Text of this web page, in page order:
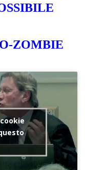
ZOMBIE